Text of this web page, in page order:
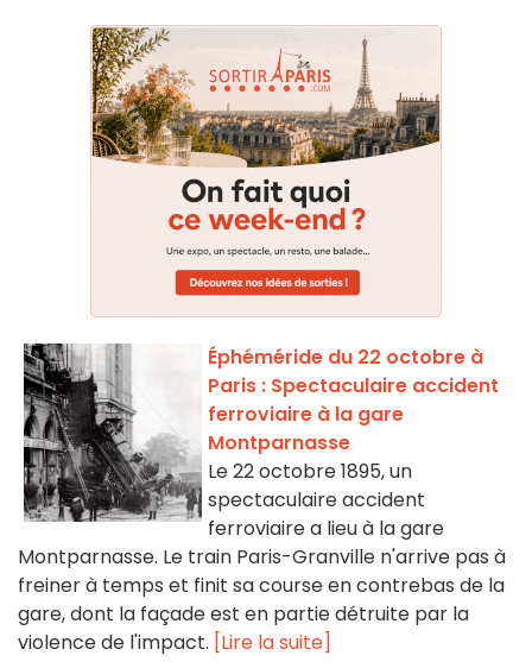
Éphéméride du 22 octobre à
Paris : Spectaculaire accident
ferroviaire à la gare
Montparnasse
Le 22 octobre 1895, un
spectaculaire accident
ferroviaire a lieu à la gare
Montparnasse. Le train Paris-Granville n'arrive pas à
freiner à temps et finit sa course en contrebas de la
gare, dont la façade est en partie détruite par la
violence de l'impact. [Lire la suite]